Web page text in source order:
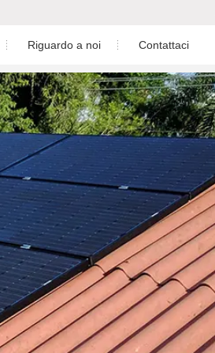
Riguardo a noi
Centro video
Profilo Aziendale
Riconoscimenti
I nostri partner
Sala stampa
Contattaci